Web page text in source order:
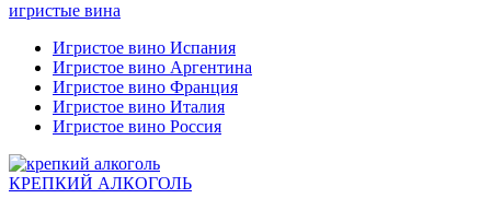
игристые вина
Игристое вино Испания
Игристое вино Аргентина
Игристое вино Франция
Игристое вино Италия
Игристое вино Россия
КРЕПКИЙ АЛКОГОЛЬ